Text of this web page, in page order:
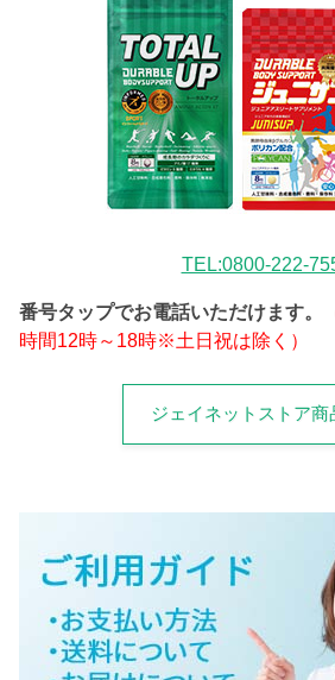
TEL:0800-222-
番号タップでお電話いただけます。
時間12時～18時※土日祝は除く）
ジェイネットストア商